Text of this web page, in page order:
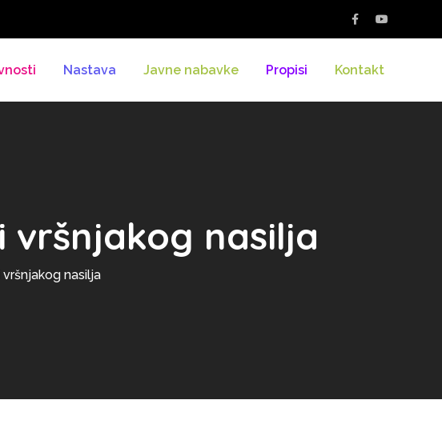
Nastava Javne nabavke Propisi Kontakt
nasilja
nasilja